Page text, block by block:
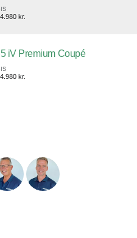
kr.
iV Premium Coupé
kr.